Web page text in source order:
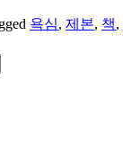
욕심, 제본, 책,